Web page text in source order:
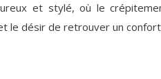
et stylé, où le
le désir de retrouver un